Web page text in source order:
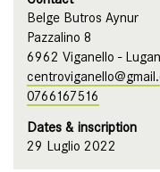
Belge Butros Aynur
Pazzalino 8
6962 Viganello -
0766167516
Dates & inscription
29 Luglio 2022